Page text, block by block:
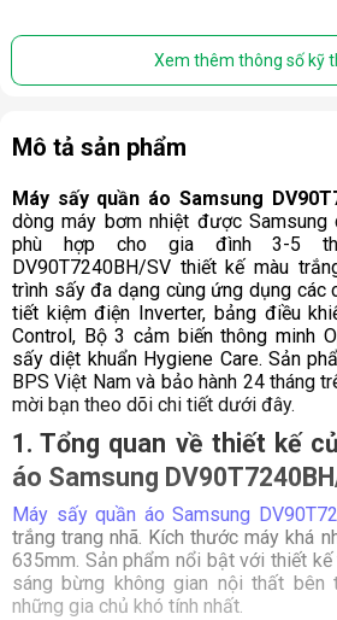
Xem thêm thông số kỹ
Mô tả sản phẩm
Máy sấy quần áo Samsung
dòng máy bơm nhiệt được
phù hợp cho gia đình 3-5
DV90T7240BH/SV thiết kế màu
trình sấy đa dạng cùng ứng dụng các
tiết kiệm điện Inverter, bảng điều
Control, Bộ 3 cảm biến thông minh
sấy diệt khuẩn Hygiene Care. Sản
BPS Việt Nam và bảo hành 24 tháng
mời bạn theo dõi chi tiết dưới đây.
1. Tổng quan về thiết kế
áo Samsung
Máy sấy quần áo Samsung
trắng trang nhã. Kích thước máy khá
635mm. Sản phẩm nổi bật với thiết
sáng bừng không gian nội thất bên
những gia chủ khó tính nhất.